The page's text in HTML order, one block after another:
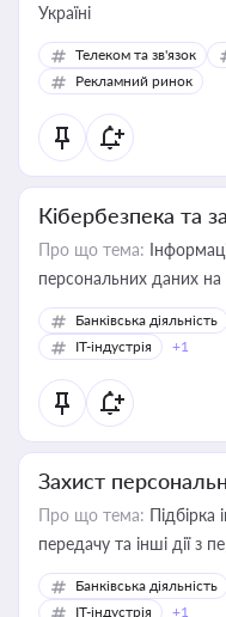
Україні
Телеком та зв'язок
Рекламний ринок
Кібербезпека та
Про що тема:
персональних даних на
Банківська діяльність
IT-індустрія
+1
Захист
Про що тема: Підбірка
передачу та інші дії з
Банківська діяльність
IT-індустрія
+1